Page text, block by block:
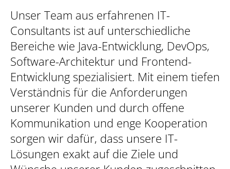
Unser Team aus erfahrenen IT-
Consultants ist auf unterschiedliche
Bereiche wie Java-Entwicklung, DevOps,
Software-Architektur und Frontend-
Entwicklung spezialisiert. Mit einem tiefen
Verständnis für die Anforderungen
unserer Kunden und durch offene
Kommunikation und enge Kooperation
sorgen wir dafür, dass unsere IT-
Lösungen exakt auf die Ziele und